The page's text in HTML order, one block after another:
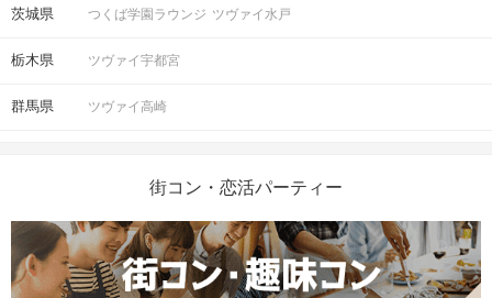
茨城県 つくば学園ラウンジ ツヴァイ水戸
栃木県 ツヴァイ宇都宮
群馬県 ツヴァイ高崎
街コン・恋活パーティー